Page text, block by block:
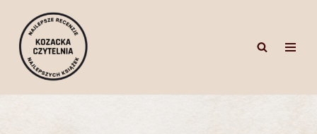
Przejdź
do
treści